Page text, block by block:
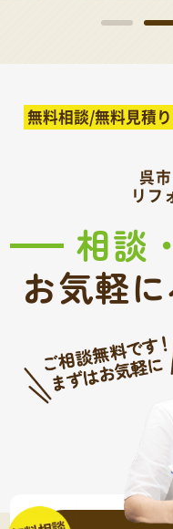
無料相談/無料見積り
呉
リフ
相談
お気軽